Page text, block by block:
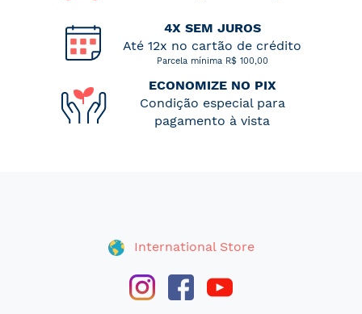
4X SEM JUROS
Até 12x no cartão de crédito
Parcela mínima R$ 100,00
ECONOMIZE NO PIX
Condição especial para
pagamento à vista
International Store